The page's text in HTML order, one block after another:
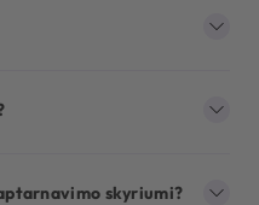
skyriumi?